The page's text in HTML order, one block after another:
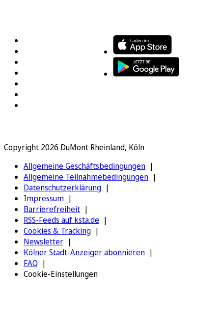
Copyright 2026 DuMont Rheinland, Köln
Allgemeine Geschäftsbedingungen
Allgemeine Teilnahmebedingungen
Datenschutzerklärung
Impressum
Barrierefreiheit
RSS-Feeds auf ksta.de
Cookies & Tracking
Newsletter
Kölner Stadt-Anzeiger abonnieren
FAQ
Cookie-Einstellungen